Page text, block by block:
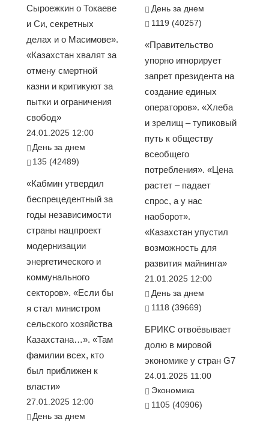
Сыроежкин о Токаеве
и Си, секретных
делах и о Масимове».
«Казахстан хвалят за
отмену смертной
казни и критикуют за
пытки и ограничения
свобод»
24.01.2025 12:00
День за днем
135 (42489)
«Кабмин утвердил
беспрецедентный за
годы независимости
страны нацпроект
модернизации
энергетического и
коммунального
секторов». «Если бы
я стал министром
сельского хозяйства
Казахстана…». «Там
фамилии всех, кто
был приближен к
власти»
27.01.2025 12:00
День за днем
День за днем
1119 (40257)
«Правительство
упорно игнорирует
запрет президента на
создание единых
операторов». «Хлеба
и зрелищ – тупиковый
путь к обществу
всеобщего
потребления». «Цена
растет – падает
спрос, а у нас
наоборот».
«Казахстан упустил
возможность для
развития майнинга»
21.01.2025 12:00
День за днем
1118 (39669)
БРИКС отвоёвывает
долю в мировой
экономике у стран G7
24.01.2025 11:00
Экономика
1105 (40906)